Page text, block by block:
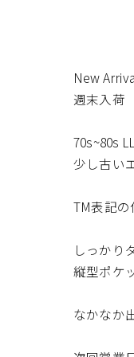
New
週末入荷
70s~80s
少し古い
TM表記
しっかり
縦型ポケ
なかなか